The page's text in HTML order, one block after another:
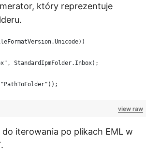
który reprezentuje
StandardIpmFolder.Inbox);
view raw
do iterowania po plikach EML w